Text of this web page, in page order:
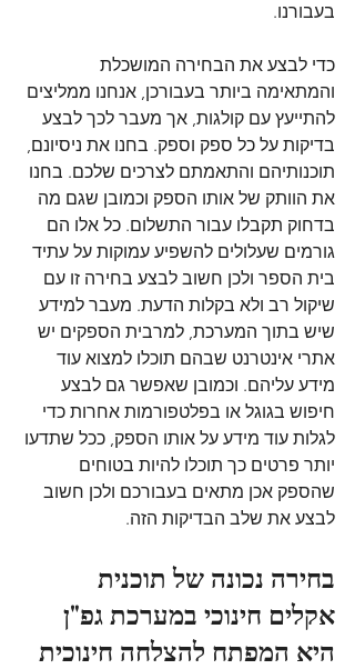
בעבורנו.
כדי לבצע את הבחירה המושכלת
והמתאימה ביותר בעבורכן, אנחנו ממליצים
להתייעץ עם קולגות, אך מעבר לכך לבצע
בדיקות על כל ספק וספק. בחנו את ניסיונם,
תוכנותיהם והתאמתם לצרכים שלכם. בחנו
את הוותק של אותו הספק וכמובן שגם מה
בדחוק תקבלו עבור התשלום. כל אלו הם
גורמים שעלולים להשפיע עמוקות על עתיד
בית הספר ולכן חשוב לבצע בחירה זו עם
שיקול רב ולא בקלות הדעת. מעבר למידע
שיש בתוך המערכת, למרבית הספקים יש
אתרי אינטרנט שבהם תוכלו למצוא עוד
מידע עליהם. וכמובן שאפשר גם לבצע
חיפוש בגוגל או בפלטפורמות אחרות כדי
לגלות עוד מידע על אותו הספק, ככל שתדעו
יותר פרטים כך תוכלו להיות בטוחים
שהספק אכן מתאים בעבורכם ולכן חשוב
לבצע את שלב הבדיקות הזה.
בחירה נכונה של תוכנית
אקלים חינוכי במערכת גפ"ן
היא המפתח להצלחה חינוכית